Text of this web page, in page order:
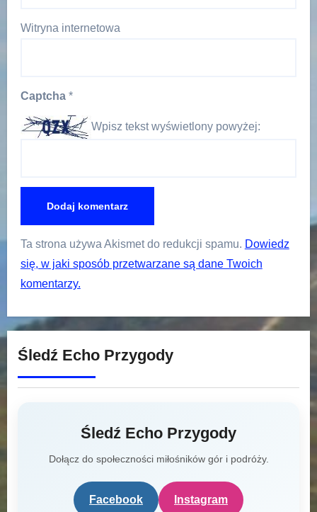
Witryna internetowa
Captcha *
Wpisz tekst wyświetlony powyżej:
Ta strona używa Akismet do redukcji spamu. Dowiedz
się, w jaki sposób przetwarzane są dane Twoich
komentarzy.
Śledź Echo Przygody
Śledź Echo Przygody
Dołącz do społeczności miłośników gór i podróży.
Facebook Instagram